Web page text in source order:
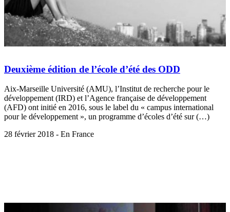
Deuxième édition de l’école d’été des ODD
Aix-Marseille Université (AMU), l’Institut de recherche pour le
développement (IRD) et l’Agence française de développement
(AFD) ont initié en 2016, sous le label du « campus international
pour le développement », un programme d’écoles d’été sur (…)
28 février 2018 - En France